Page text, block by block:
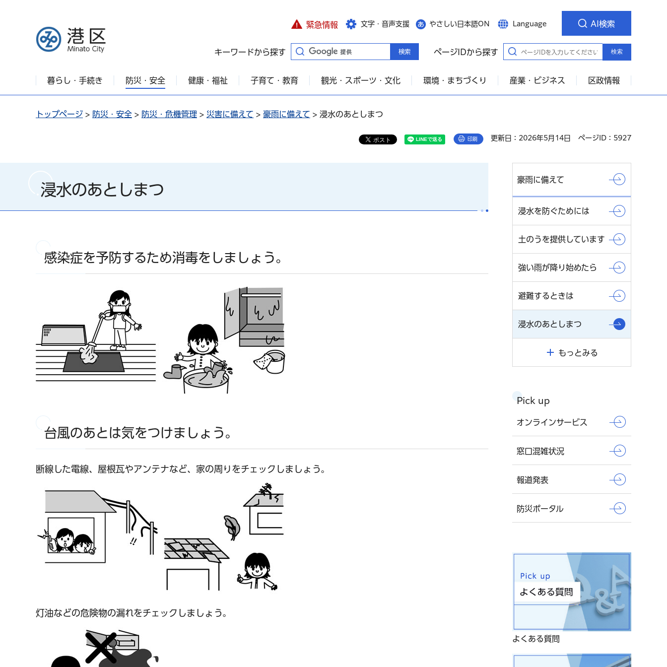
港区
緊急情報 文字・音声支援 やさしい日本語ON Language AI検索
キーワードから探す ページIDから探す 検索
暮らし・手続き 防災・安全 健康・福祉 子育て・教育 観光・スポーツ・文化 環境・まちづくり 産業・ビジネス 区政情報
トップページ > 防災・安全 > 防災・危機管理 > 災害に備えて > 豪雨に備えて > 浸水のあとしまつ
印刷 更新日：2026年5月14日 ページID：5927
浸水のあとしまつ
感染症を予防するため消毒をしましょう。
台風のあとは気をつけましょう。
断線した電線、屋根瓦やアンテナなど、家の周りをチェックしましょう。
灯油などの危険物の漏れをチェックしましょう。
豪雨に備えて
浸水を防ぐためには
土のうを提供しています
強い雨が降り始めたら
避難するときは
浸水のあとしまつ
もっとみる
Pick up
オンラインサービス
窓口混雑状況
報道発表
防災ポータル
よくある質問